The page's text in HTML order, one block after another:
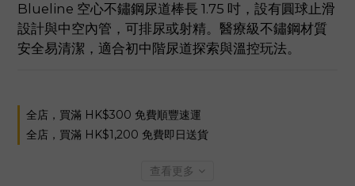
Blueline 空心不鏽鋼尿道棒長 1.75 吋，設有圓球止滑
設計與中空內管，可排尿或射精。醫療級不鏽鋼材質
安全易清潔，適合初中階尿道探索與溫控玩法。
全店，買滿 HK$300 免費順豐速運
全店，買滿 HK$1,200 免費即日送貨
查看更多